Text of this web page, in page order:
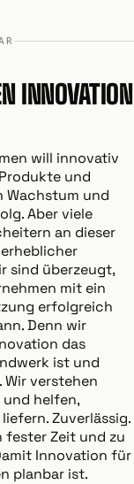
INNOVATION
will innovativ
und
Wachstum und
Aber viele
an dieser
sind überzeugt,
mit ein
erfolgreich
Denn wir
das
ist und
verstehen
und helfen,
Zuverlässig.
fester Zeit und zu
Innovation für
planbar ist.